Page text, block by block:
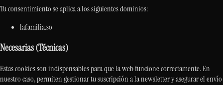
Tu consentimiento se aplica a los siguientes dominios:
lafamilia.so
Necesarias (Técnicas)
Estas cookies son indispensables para que la web funcione correctamente. En
nuestro caso, permiten gestionar tu suscripción a la newsletter y asegurar el envío